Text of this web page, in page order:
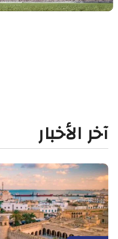
آخر الأخبار